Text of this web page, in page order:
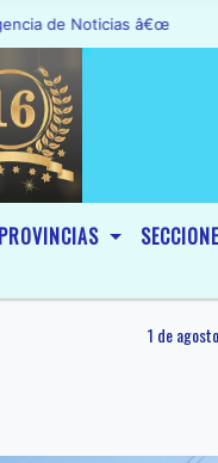
â€œA1
PROVINCIAS
1 de